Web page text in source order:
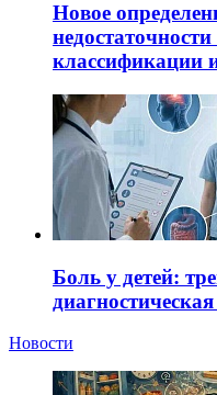
Новое
классификации
Боль у детей:
Новости